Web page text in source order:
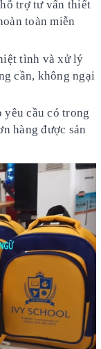
trợ tư vấn thiết
toàn miễn
tình và xử lý
cần, không ngại
yêu cầu có trong
hàng được sản